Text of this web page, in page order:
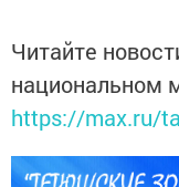
Читайте
национальном
https://max.ru/